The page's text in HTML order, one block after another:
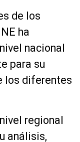
de los
ha
nacional
para su
los diferentes
regional
análisis,